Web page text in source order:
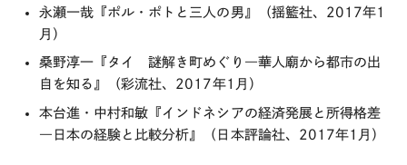
永瀬一哉『ポル・ポトと三人の男』（揺籃社、2017年1
月）
桑野淳一『タイ 謎解き町めぐり―華人廟から都市の出
自を知る』（彩流社、2017年1月）
本台進・中村和敏『インドネシアの経済発展と所得格差
―日本の経験と比較分析』（日本評論社、2017年1月）